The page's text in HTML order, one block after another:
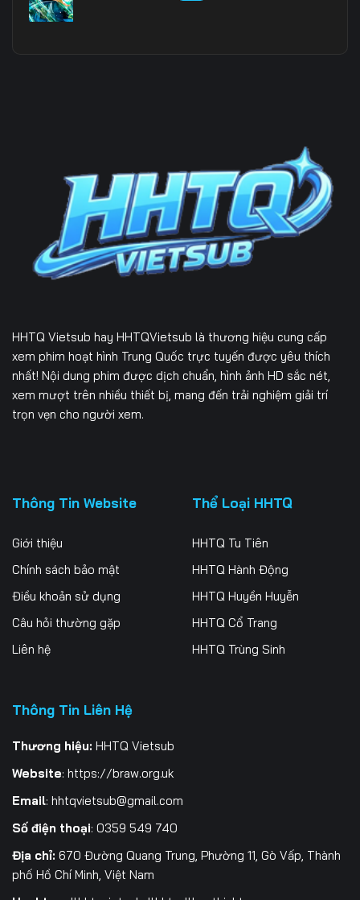
HHTQ Vietsub hay HHTQVietsub là thương hiệu cung cấp
xem phim hoạt hình Trung Quốc trực tuyến được yêu thích
nhất! Nội dung phim được dịch chuẩn, hình ảnh HD sắc nét,
xem mượt trên nhiều thiết bị, mang đến trải nghiệm giải trí
trọn vẹn cho người xem.
Thông Tin Website
Giới thiệu
Chính sách bảo mật
Điều khoản sử dụng
Câu hỏi thường gặp
Liên hệ
Thể Loại HHTQ
HHTQ Tu Tiên
HHTQ Hành Động
HHTQ Huyền Huyễn
HHTQ Cổ Trang
HHTQ Trùng Sinh
Thông Tin Liên Hệ
Thương hiệu: HHTQ Vietsub
Website: https://braw.org.uk
Email: hhtqvietsub@gmail.com
Số điện thoại: 0359 549 740
Địa chỉ: 670 Đường Quang Trung, Phường 11, Gò Vấp, Thành
phố Hồ Chí Minh, Việt Nam